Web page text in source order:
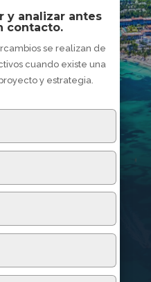
y analizar antes
contacto.
se realizan de
cuando existe una
y estrategia.